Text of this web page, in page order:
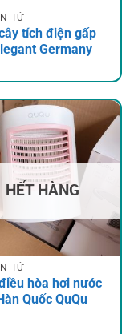
TỬ
tích điện gấp
Germany
HẾT HÀNG
TỬ
hòa hơi nước
Quốc QuQu